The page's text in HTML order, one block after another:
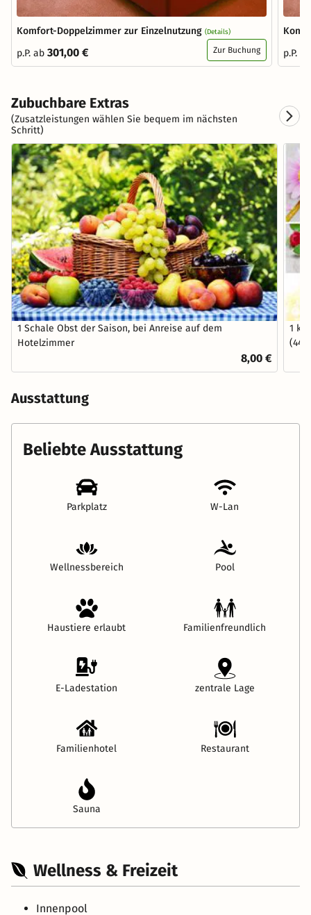
Komfort-Doppelzimmer zur Einzelnutzung (Details)
p.P. ab 301,00 € Zur Buchung
p.P.
Zubuchbare Extras
(Zusatzleistungen wählen Sie bequem im nächsten
Schritt)
1 Schale Obst der Saison, bei Anreise auf dem
Hotelzimmer
8,00 €
1
(44
Ausstattung
Beliebte Ausstattung
Parkplatz W-Lan
Wellnessbereich Pool
Haustiere erlaubt Familienfreundlich
E-Ladestation zentrale Lage
Familienhotel Restaurant
Sauna
Wellness & Freizeit
Innenpool